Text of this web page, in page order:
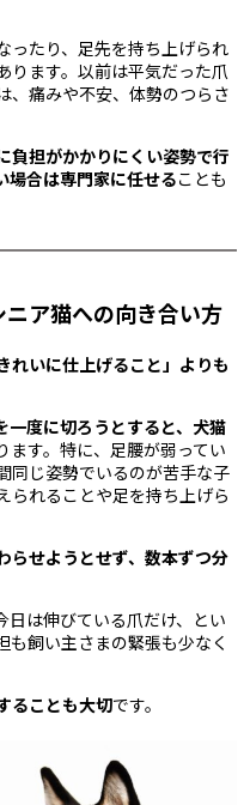
ったり、足先を持ち上げられ
ります。以前は平気だった爪
、痛みや不安、体勢のつらさ
負担がかかりにくい姿勢で行
場合は専門家に任せることも
ア猫への向き合い方
きれいに仕上げること」よりも
一度に切ろうとすると、犬猫
ます。特に、足腰が弱ってい
同じ姿勢でいるのが苦手な子
られることや足を持ち上げら
らせようとせず、数本ずつ分
日は伸びている爪だけ、とい
も飼い主さまの緊張も少なく
ることも大切です。